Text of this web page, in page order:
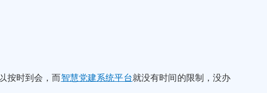
按时到会，而智慧党建系统平台就没有时间的限制，没办